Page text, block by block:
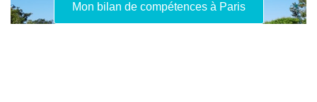
Mon bilan de compétences à Paris